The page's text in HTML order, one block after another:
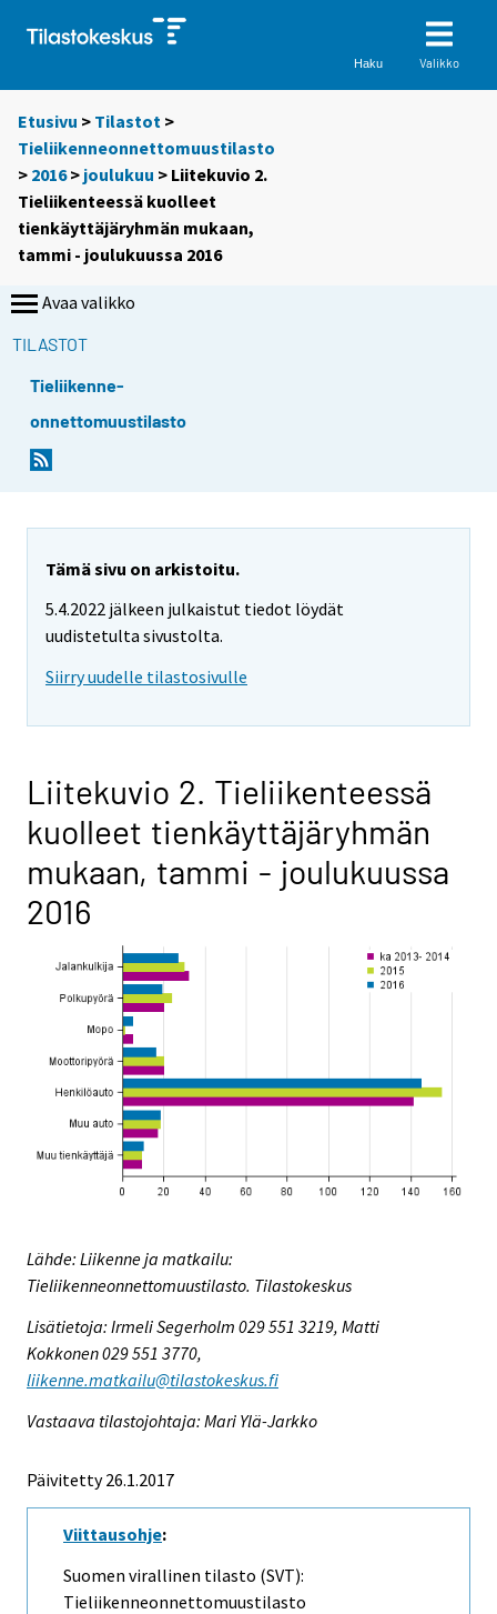
Haku Valikko
Etusivu > Tilastot >
Tieliikenneonnettomuustilasto
> 2016> joulukuu > Liitekuvio 2.
Tieliikenteessä kuolleet
tienkäyttäjäryhmän mukaan,
tammi - joulukuussa 2016
Avaa valikko
TILASTOT
Tieliikenne-
onnettomuustilasto
Tämä sivu on arkistoitu.
5.4.2022 jälkeen julkaistut tiedot löydät
uudistetulta sivustolta.
Siirry uudelle tilastosivulle
Liitekuvio 2. Tieliikenteessä
kuolleet tienkäyttäjäryhmän
mukaan, tammi - joulukuussa
2016
Lähde: Liikenne ja matkailu:
Tieliikenneonnettomuustilasto. Tilastokeskus
Lisätietoja: Irmeli Segerholm 029 551 3219, Matti
Kokkonen 029 551 3770,
liikenne.matkailu@tilastokeskus.fi
Vastaava tilastojohtaja: Mari Ylä-Jarkko
Päivitetty 26.1.2017
Viittausohje:
Suomen virallinen tilasto (SVT):
Tieliikenneonnettomuustilasto